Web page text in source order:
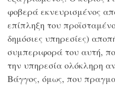
φοβερά εκνευρισμένος
επίπληξη του
δημόσιες υπηρεσίες)
συμπεριφορά του αυτή,
την υπηρεσία ολόκληρη
Βάγγος, όμως, που